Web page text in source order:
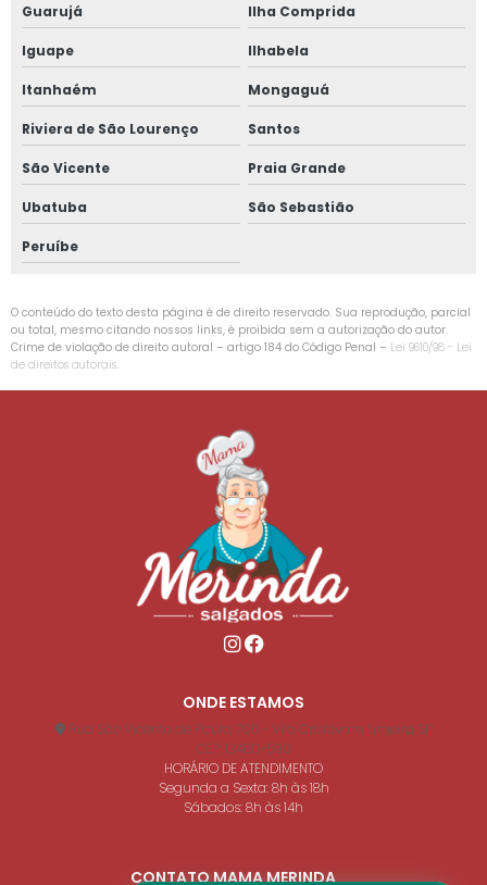
Salgados para casamento
Salgados para festa de noivado
Salgadinho para festa de casamento
Salgados para festa casamento
Salgados fritos para casamento
Salgados para noivado
Salgadinhos de casamento
Salgados finos casamento
Festa de casamento com salgadinhos
Salgados assados para casamento
Salgados para servir em casamento
Salgado assado para festa infantil
Salgado frito para festa
Salgado para aniversário
Salgado assado para festa
Guarujá Ilha Comprida
Iguape Ilhabela
Itanhaém Mongaguá
Riviera de São Lourenço Santos
São Vicente Praia Grande
Ubatuba São Sebastião
Peruíbe
O conteúdo do texto desta página é de direito reservado. Sua reprodução, parcial
ou total, mesmo citando nossos links, é proibida sem a autorização do autor.
Crime de violação de direito autoral – artigo 184 do Código Penal – Lei 9610/98 - Lei
de direitos autorais.
ONDE ESTAMOS
Rua São Vicente de Paulo, 705 - Vila Cristóvam Limeira SP
CEP: 13480-590
HORÁRIO DE ATENDIMENTO
Segunda a Sexta: 8h às 18h
Sábados: 8h às 14h
CONTATO MAMA MERINDA